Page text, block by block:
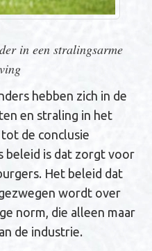
in een stralingsarme
hebben zich in de
en straling in het
de conclusie
beleid is dat zorgt voor
Het beleid dat
wordt over
norm, die alleen maar
de industrie.